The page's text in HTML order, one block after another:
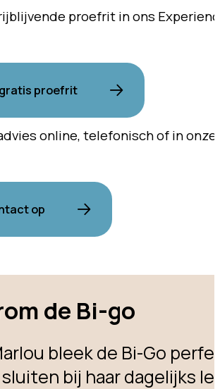
proefrit in ons
proefrit
online, telefonisch of in onze
op
de Bi-go
bleek de Bi-Go
bij haar dagelijks